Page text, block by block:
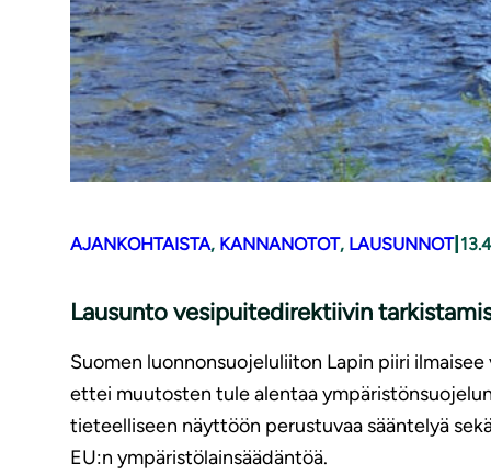
AJANKOHTAISTA, KANNANOTOT, LAUSUNNOT|
Lausunto vesipuitedirektiivin
Suomen luonnonsuojeluliiton Lapin piiri
ettei muutosten tule alentaa
tieteelliseen näyttöön perustuvaa sääntelyä
EU:n ympäristölainsäädäntöä.